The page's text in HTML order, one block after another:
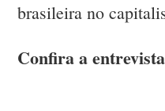
brasileira no
Confira a